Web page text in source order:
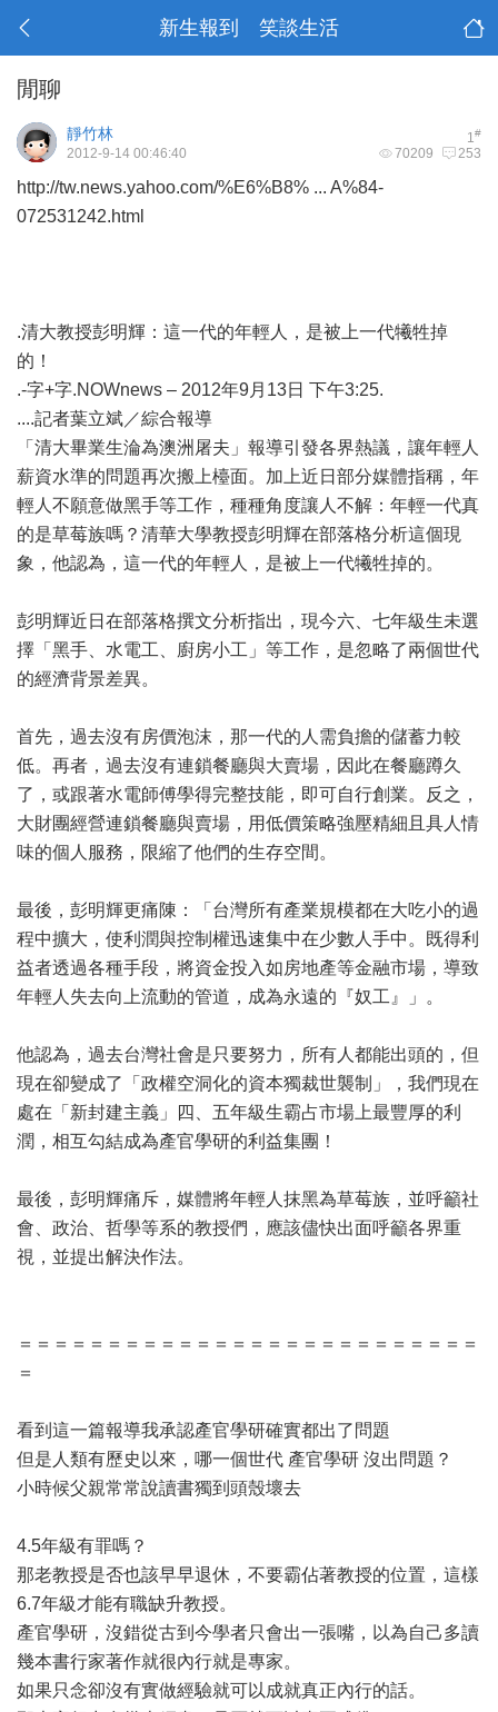
新生報到 笑談生活
閒聊
1#
靜竹林
70209 253
2012-9-14 00:46:40
http://tw.news.yahoo.com/%E6%B8% ... A%84-
072531242.html
.清大教授彭明輝：這一代的年輕人，是被上一代犧牲掉
的！
.-字+字.NOWnews – 2012年9月13日 下午3:25.
....記者葉立斌／綜合報導
「清大畢業生淪為澳洲屠夫」報導引發各界熱議，讓年輕人
薪資水準的問題再次搬上檯面。加上近日部分媒體指稱，年
輕人不願意做黑手等工作，種種角度讓人不解：年輕一代真
的是草莓族嗎？清華大學教授彭明輝在部落格分析這個現
象，他認為，這一代的年輕人，是被上一代犧牲掉的。
彭明輝近日在部落格撰文分析指出，現今六、七年級生未選
擇「黑手、水電工、廚房小工」等工作，是忽略了兩個世代
的經濟背景差異。
首先，過去沒有房價泡沫，那一代的人需負擔的儲蓄力較
低。再者，過去沒有連鎖餐廳與大賣場，因此在餐廳蹲久
了，或跟著水電師傅學得完整技能，即可自行創業。反之，
大財團經營連鎖餐廳與賣場，用低價策略強壓精細且具人情
味的個人服務，限縮了他們的生存空間。
最後，彭明輝更痛陳：「台灣所有產業規模都在大吃小的過
程中擴大，使利潤與控制權迅速集中在少數人手中。既得利
益者透過各種手段，將資金投入如房地產等金融市場，導致
年輕人失去向上流動的管道，成為永遠的『奴工』」。
他認為，過去台灣社會是只要努力，所有人都能出頭的，但
現在卻變成了「政權空洞化的資本獨裁世襲制」，我們現在
處在「新封建主義」四、五年級生霸占市場上最豐厚的利
潤，相互勾結成為產官學研的利益集團！
最後，彭明輝痛斥，媒體將年輕人抹黑為草莓族，並呼籲社
會、政治、哲學等系的教授們，應該儘快出面呼籲各界重
視，並提出解決作法。
＝＝＝＝＝＝＝＝＝＝＝＝＝＝＝＝＝＝＝＝＝＝＝＝＝＝
＝
看到這一篇報導我承認產官學研確實都出了問題
但是人類有歷史以來，哪一個世代 產官學研 沒出問題？
小時候父親常常說讀書獨到頭殼壞去
4.5年級有罪嗎？
那老教授是否也該早早退休，不要霸佔著教授的位置，這樣
6.7年級才能有職缺升教授。
產官學研，沒錯從古到今學者只會出一張嘴，以為自己多讀
幾本書行家著作就很內行就是專家。
如果只念卻沒有實做經驗就可以成就真正內行的話。